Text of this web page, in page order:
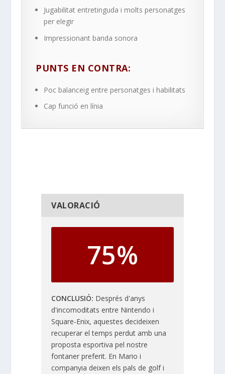
Jugabilitat entretinguda i molts personatges
per elegir
Impressionant banda sonora
PUNTS EN CONTRA:
Poc balanceig entre personatges i habilitats
Cap funció en línia
VALORACIÓ
75%
CONCLUSIÓ Després d'anys
d'incomoditats entre Nintendo i
Square-Enix, aquestes decideixen
recuperar el temps perdut amb una
proposta esportiva pel nostre
fontaner preferit. En Mario i
companyia deixen els pals de golf i